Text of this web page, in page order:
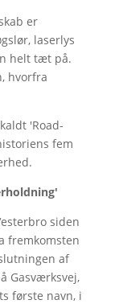
er
laserlys
helt tæt på.
hvorfra
'Road-
fem
siden
fremkomsten
af
Gasværksvej,
første navn, i